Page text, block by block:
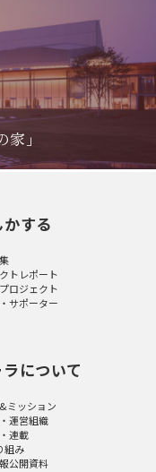
」
かする
トレポート
ロジェクト
サポーター
について
ミッション
運営組織
連載
組み
公開資料